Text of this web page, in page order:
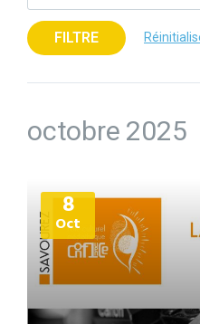
FILTRE
octobre 2025
8
Oct
d'informations